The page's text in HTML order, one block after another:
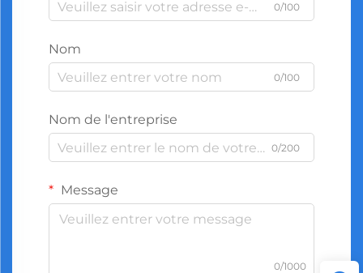
0/100
Nom
0/100
Nom de l'entreprise
0/200
Message
0/1000